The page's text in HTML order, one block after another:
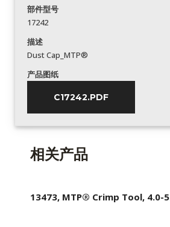
部件型号
17242
描述
Dust Cap_MTP®
产品图纸
C17242.PDF
相关产品
13473, MTP® Crimp Tool, 4.0-